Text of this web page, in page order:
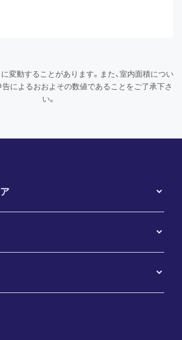
変動することがあります。また、室内面積につい
によるおおよその数値であることをご了承下さ
い。